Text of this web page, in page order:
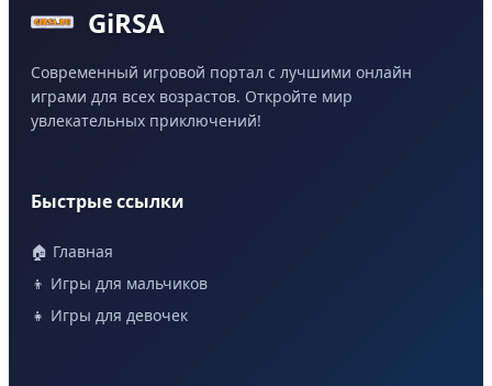
GiRSA
Современный игровой портал с лучшими онлайн
играми для всех возрастов. Откройте мир
увлекательных приключений!
Быстрые ссылки
🏠 Главная
👦 Игры для мальчиков
👧 Игры для девочек